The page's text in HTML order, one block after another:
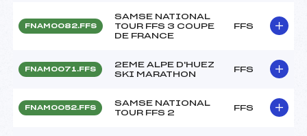
FNAM0082.FFS
SAMSE NATIONAL
TOUR FFS 3 COUPE
DE FRANCE
FFS
FNAM0071.FFS
2EME ALPE D'HUEZ
SKI MARATHON
FFS
FNAM0052.FFS
SAMSE NATIONAL
TOUR FFS 2
FFS